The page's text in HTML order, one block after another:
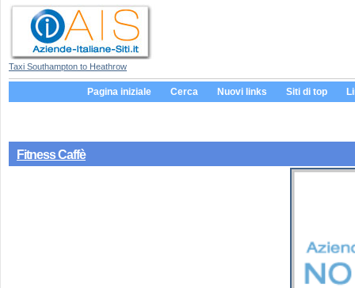
Taxi Southampton to Heathrow
Pagina iniziale Cerca Nuovi links Siti di top
Fitness Caffè